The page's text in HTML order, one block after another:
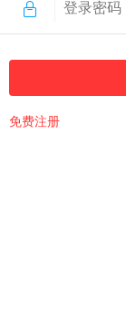
免费注册